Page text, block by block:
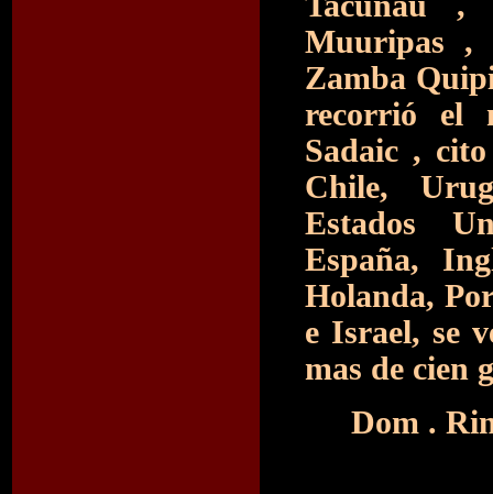
Muuripas ,
Zamba
recorrió el
Sadaic ,
Chile,
Estados
España,
Holanda,
e Israel, se
mas de cien
Dom .